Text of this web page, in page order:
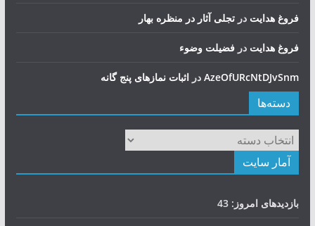
فروغ هدایت در تجلی آثار در منظره بهار
فروغ هدایت در فضيلت وضوء
AzeOfURcNtDJvSnmدر اثبات نمازهای پنج گانه
دسته‌ها
دسته‌ها
آمار سایت
بازدیدهای امروز: 43